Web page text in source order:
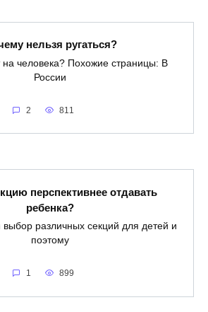
нельзя ругаться?
на человека? Похожие страницы: В
России
2 811
перспективнее отдавать
ребенка?
различных секций для детей и
поэтому
1 899